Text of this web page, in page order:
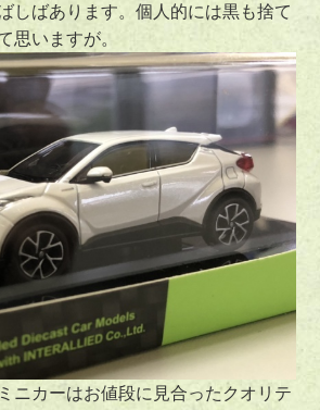
しばあります。個人的には黒も捨て
思いますが。
ニカーはお値段に見合ったクオリテ